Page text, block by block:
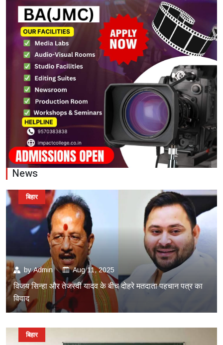
News
byAdmin Aug 11, 2025
विजय सिन्हा और तेजस्वी यादव के बीच दोहरे मतदाता पहचान पत्र का
विवाद
बिहार
बिहार